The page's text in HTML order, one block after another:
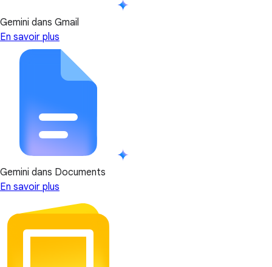
Gemini dans Gmail
En savoir plus
Gemini dans Documents
En savoir plus